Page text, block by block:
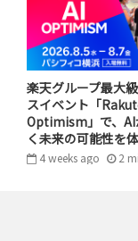
に来年は戌年な
ませんね」
戌年の元旦にワン
い一年になるか
しくなる新しいラ
アイテムを「楽
楽天グループ最大
スイベント「
Optimism」で、AI
く未来の可能性を
4 weeks ago 2